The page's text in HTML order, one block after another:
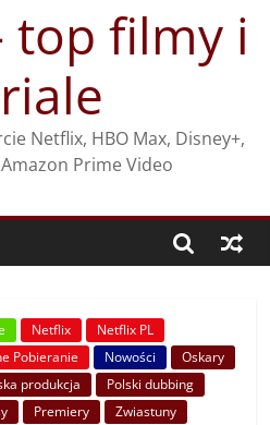
top filmy i
Netflix, HBO Max, Disney+,
Prime Video
Netflix
Netflix PL
Pobieranie Nowości
Oskary
produkcja
Polski dubbing
Premiery Zwiastuny